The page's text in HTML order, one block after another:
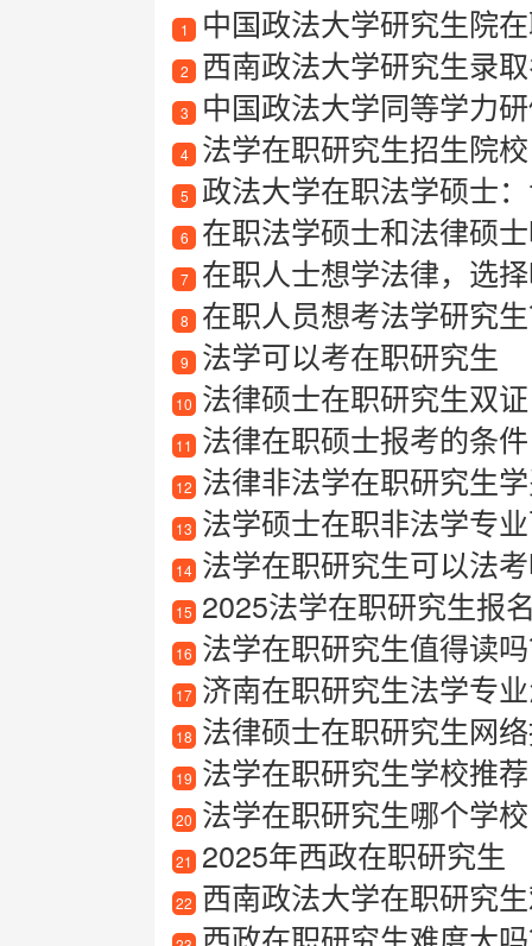
1 中国政法大学研究生院
2 西南政法大学研究生录
3 中国政法大学同等学力
4 法学在职研究生招生院校
5 政法大学在职法学硕士
6 在职法学硕士和法律硕
7 在职人士想学法律，选
8 在职人员想考法学研究
9 法学可以考在职研究生
10 法律硕士在职研究生双证
11 法律在职硕士报考的条件
12 法律非法学在职研究生
13 法学硕士在职非法学专业
14 法学在职研究生可以法
15 2025法学在职研究生报
16 法学在职研究生值得读
17 济南在职研究生法学专
18 法律硕士在职研究生网
19 法学在职研究生学校推荐
20 法学在职研究生哪个学校
21 2025年西政在职研究生
22 西南政法大学在职研究